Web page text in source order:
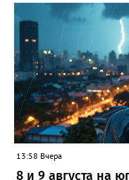
издания, что мальчик
собеседника, ребенок
отвлеклась, а он убежал
дом, но не смог. Затем
полицию", - добавил
13:58 Вчера
8 и 9 августа на